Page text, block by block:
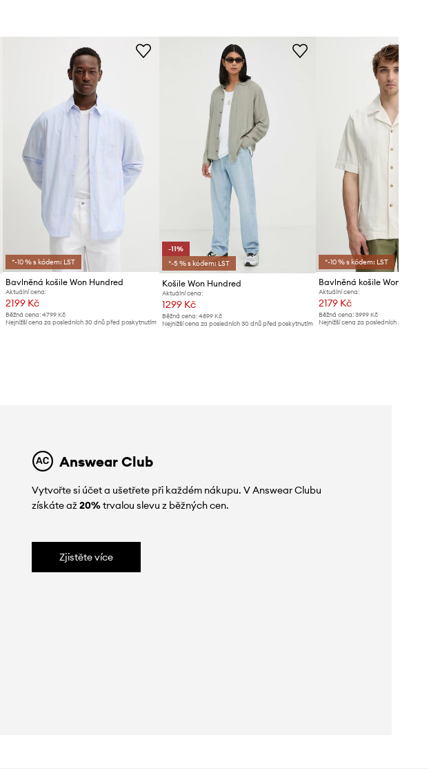
*-10 % s kódem: LST
Bavlněná košile Won Hundred
Aktuální cena:
2199 Kč
Běžná cena: 4799 Kč
Nejnižší cena za posledních 30 dnů před poskytnutím
-11%
*-5 % s kódem: LST
Košile Won Hundred
Aktuální cena:
1299 Kč
Běžná cena:4899 Kč
Nejnižší cena za posledních 30 dnů před poskytnutím
*-10 % s kódem: LST
Bavlněná košile Won
Aktuální cena:
2179 Kč
Běžná cena: 3999 Kč
Nejnižší cena za posledních 30 dnů
Answear Club
Vytvořte si účet a ušetřete při každém nákupu. V Answear Clubu
získáte až20%trvalou slevu z běžných cen.
Zjistěte více